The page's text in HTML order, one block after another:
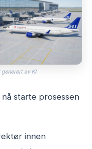
generert av KI
starte prosessen
innen